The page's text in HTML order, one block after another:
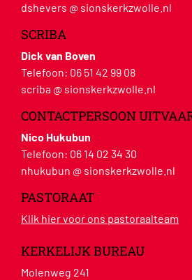
dshevers @ sionskerkzwolle.nl
SCRIBA
Dick van Boven
Telefoon: 06 51 42 99 08
scriba @ sionskerkzwolle.nl
CONTACTPERSOON
Nico Hukubun
Telefoon: 06 14 02 34 30
nhukubun @ sionskerkzwolle.nl
PASTORAAT
Klik hier voor ons pastoraalteam
KERKELIJK BUREAU
Molenweg 241